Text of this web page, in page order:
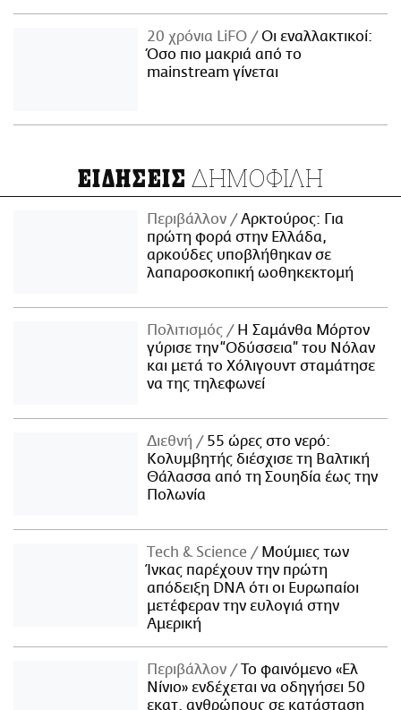
20 χρόνια LiFO
Οι εναλλακτικοί:
Όσο πιο μακριά από το
mainstream γίνεται
ΕΙΔΗΣΕΙΣ ΔΗΜΟΦΙΛΗ
Περιβάλλον
Αρκτούρος: Για
πρώτη φορά στην Ελλάδα,
αρκούδες υποβλήθηκαν σε
λαπαροσκοπική ωοθηκεκτομή
Πολιτισμός
Η Σαμάνθα Μόρτον
γύρισε την “Οδύσσεια” του Νόλαν
και μετά το Χόλιγουντ σταμάτησε
να της τηλεφωνεί
Διεθνή
55 ώρες στο νερό:
Κολυμβητής διέσχισε τη Βαλτική
Θάλασσα από τη Σουηδία έως την
Πολωνία
Τech & Science
Μούμιες των
Ίνκας παρέχουν την πρώτη
απόδειξη DNA ότι οι Ευρωπαίοι
μετέφεραν την ευλογιά στην
Αμερική
Περιβάλλον
Το φαινόμενο «Ελ
Νίνιο» ενδέχεται να οδηγήσει 50
εκατ. ανθρώπους σε κατάσταση